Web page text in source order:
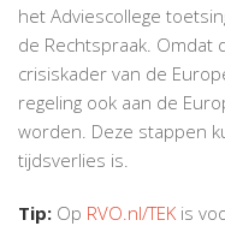
het Adviescollege
de Rechtspraak. Omdat
crisiskader van de
regeling ook aan de
worden. Deze stappen
tijdsverlies is.
Tip: Op RVO.nl/TEK is